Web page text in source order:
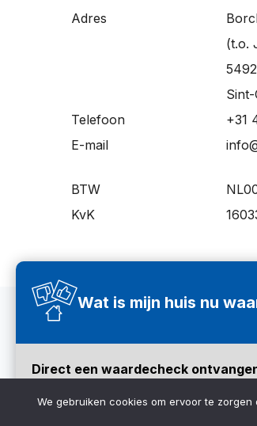
Wat is mijn huis nu
Direct een waardecheck
Adres
Telefoon
E-mail
BTW
KvK
(t.o.
+31
© Makelaardij vd Laar 2022
We gebruiken cookies om ervoor te